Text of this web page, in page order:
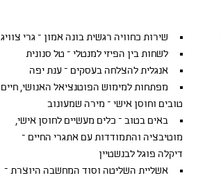
שירות כחוויה רגשית בונה אמון – גרי צוויג
לשחות בין הפיזי למנטלי – טל סנונית
אנגלית להצלחה בעסקים – ענת יפה
מפתחות למימוש הפוטנציאל האנושי, חיים
טובים וחוסן אישי – מירה שמעונוב
באים בטוב – כלים מעשיים לחוסן אישי,
מוטיבציה והתמודדות עם אתגרי החיים –
דיקלה פוגל לבנשטיין
אשליית השליטה וסוד המחשבה היוצרת –